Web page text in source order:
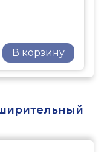
и прочное
фитинга с
GX,
сплава
В корзину